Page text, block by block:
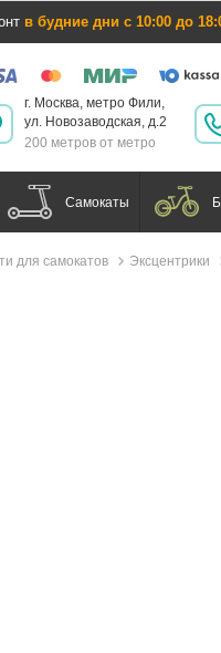
в будние дни с 10:00 до
г. Москва, метро Фили,
ул. Новозаводская, д.2
200 метров от метро
Самокаты
для самокатов Эксцентрики